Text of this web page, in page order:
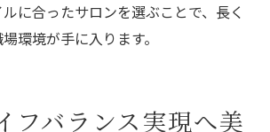
に合ったサロンを選ぶことで、長く
環境が手に入ります。
フバランス実現へ美